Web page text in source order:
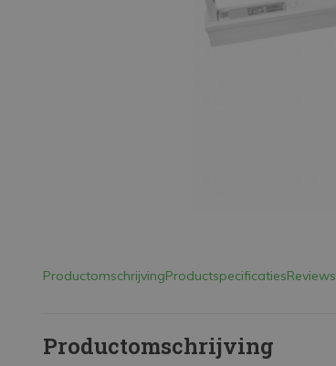
ProductomschrijvingProductspecificatiesReviews
Productomschrijving